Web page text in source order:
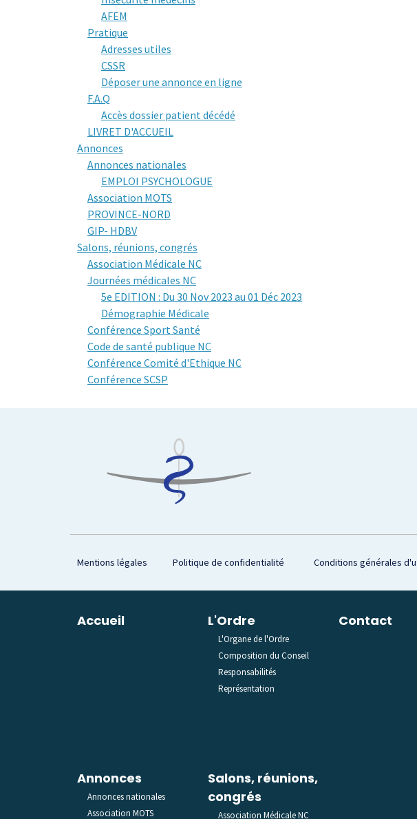
AFEM
Pratique
Adresses utiles
CSSR
Déposer une annonce en ligne
F.A.Q
Accès dossier patient décédé
LIVRET D'ACCUEIL
Annonces
Annonces nationales
EMPLOI PSYCHOLOGUE
Association MOTS
PROVINCE-NORD
GIP- HDBV
Salons, réunions, congrés
Association Médicale NC
Journées médicales NC
5e EDITION : Du 30 Nov 2023 au 01 Déc 2023
Démographie Médicale
Conférence Sport Santé
Code de santé publique NC
Conférence Comité d'Ethique NC
Conférence SCSP
Mentions légales Politique de confidentialité Conditions générales
Accueil L'Ordre
L'Organe de l'Ordre
Composition du Conseil
Responsabilités
Représentation
Contact
Annonces
Annonces nationales
Association MOTS
Salons, réunions,
congrés
Association Médicale NC